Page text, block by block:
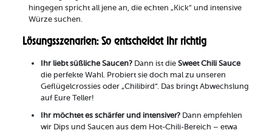
hingegen spricht all jene an, die echten „Kick“ und intensive
Würze suchen.
Lösungsszenarien: So entscheidet Ihr richtig
Ihr liebt süßliche Saucen?Dann ist die Sweet Chili Sauce
die perfekte Wahl. Probiert sie doch mal zu unseren
Geflügelcrossies oder „Chilibird“. Das bringt Abwechslung
auf Eure Teller!
Ihr möchtet es schärfer und intensiver?Dann empfehlen
wir Dips und Saucen aus dem Hot-Chili-Bereich – etwa